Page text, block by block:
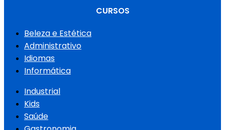
CURSOS
Beleza e Estética
Administrativo
Idiomas
Informática
Industrial
Kids
Saúde